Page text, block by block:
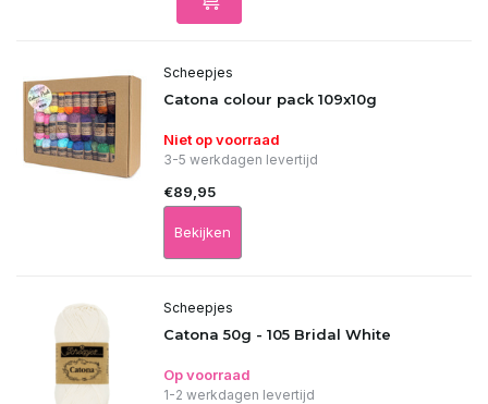
Scheepjes
Catona colour pack 109x10g
Niet op voorraad
3-5 werkdagen levertijd
€89,95
Bekijken
Scheepjes
Catona 50g - 105 Bridal White
Op voorraad
1-2 werkdagen levertijd